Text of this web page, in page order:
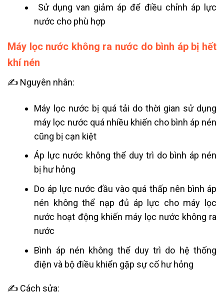
Sử dụng van giảm áp để điều chỉnh áp lực
nước cho phù hợp
Máy lọc nước không ra nước do bình áp bị hết
khí nén
✍ Nguyên nhân:
Máy lọc nước bị quá tải do thời gian sử dụng
máy lọc nước quá nhiều khiến cho bình áp nén
cũng bị cạn kiệt
Áp lực nước không thể duy trì do bình áp nén
bị hư hỏng
Do áp lực nước đầu vào quá thấp nên bình áp
nén không thể nạp đủ áp lực cho máy lọc
nước hoạt động khiến máy lọc nước không ra
nước
Bình áp nén không thể duy trì do hệ thống
điện và bộ điều khiển gặp sự cố hư hỏng
✍ Cách sửa: